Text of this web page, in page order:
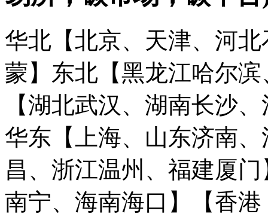
华北【北京、天津、河
蒙】 东北【黑龙江哈尔
【湖北武汉、湖南长沙
华东【上海、山东济南
昌、浙江温州、福建厦门
南宁、海南海口】
【香